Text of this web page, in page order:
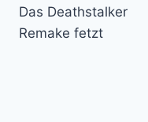
Das Deathstalker
Remake fetzt